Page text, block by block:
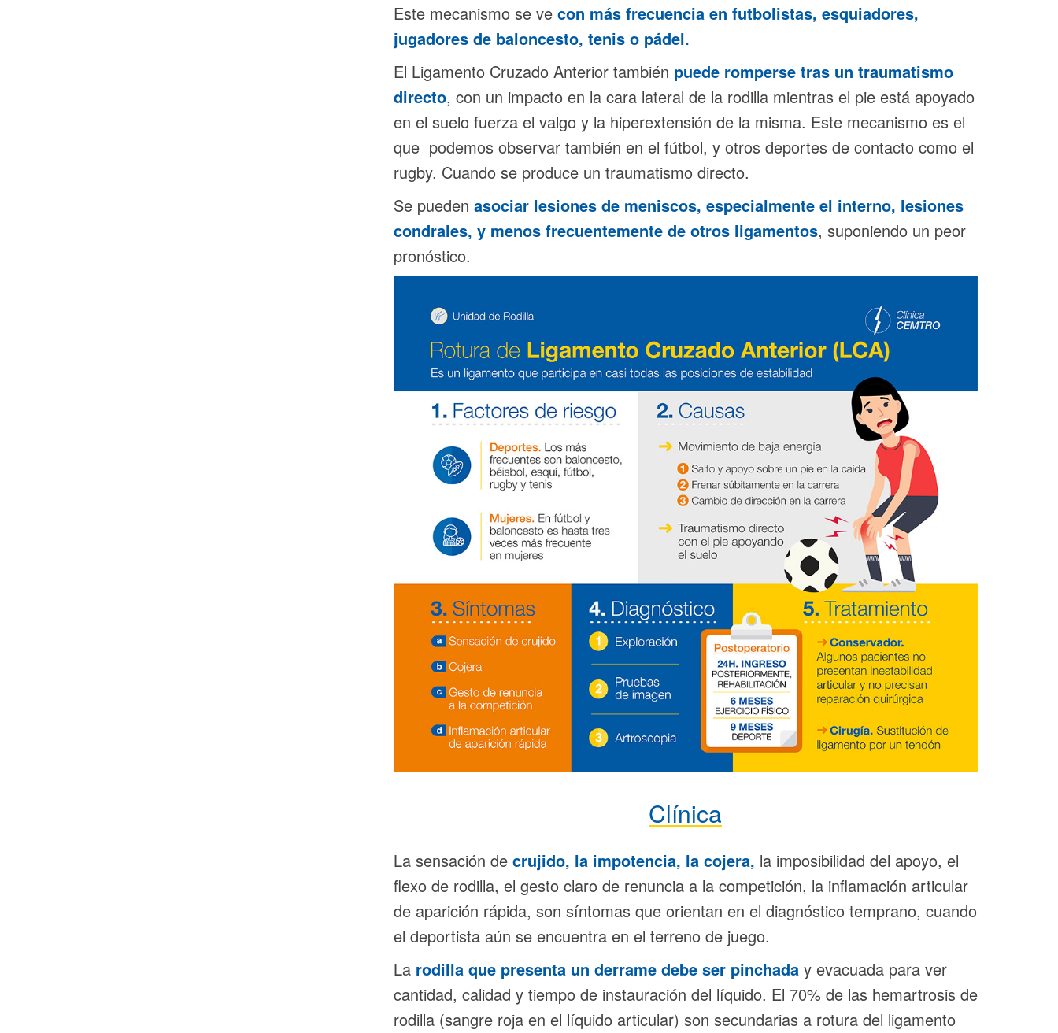
Este mecanismo se ve con más frecuencia en futbolistas, esquiadores,
jugadores de baloncesto, tenis o pádel.
El Ligamento Cruzado Anterior también puede romperse tras un traumatismo
directo, con un impacto en la cara lateral de la rodilla mientras el pie está apoyado
en el suelo fuerza el valgo y la hiperextensión de la misma. Este mecanismo es el
que podemos observar también en el fútbol, y otros deportes de contacto como el
rugby. Cuando se produce un traumatismo directo.
Se pueden asociar lesiones de meniscos, especialmente el interno, lesiones
condrales, y menos frecuentemente de otros ligamentos, suponiendo un peor
pronóstico.
Clínica
La sensación decrujido, la impotencia, la cojera, la imposibilidad del apoyo, el
flexo de rodilla, el gesto claro de renuncia a la competición, la inflamación articular
de aparición rápida, son síntomas que orientan en el diagnóstico temprano, cuando
el deportista aún se encuentra en el terreno de juego.
Larodilla que presenta un derrame debe ser pinchaday evacuada para ver
cantidad, calidad y tiempo de instauración del líquido. El 70% de las hemartrosis de
rodilla (sangre roja en el líquido articular) son secundarias a rotura del ligamento